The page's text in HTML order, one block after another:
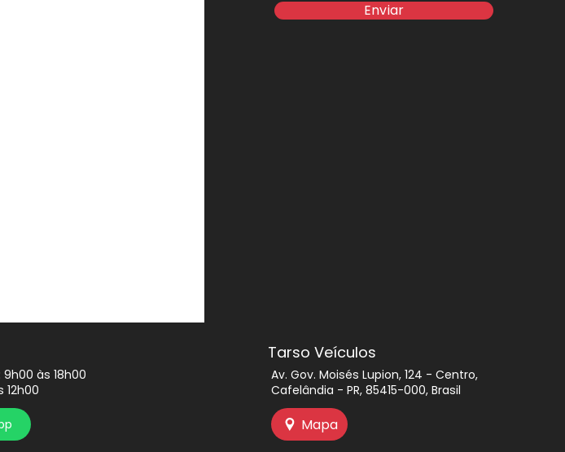
Enviar
às 18h00
12h00
Tarso Veículos
Av. Gov. Moisés Lupion, 124 - Centro,
Cafelândia - PR, 85415-000, Brasil
Mapa